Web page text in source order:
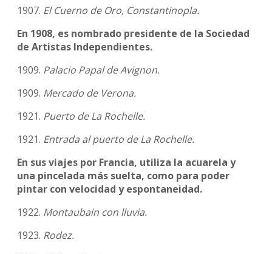
1907. El Cuerno de Oro, Constantinopla.
En 1908, es nombrado presidente de la Sociedad
de Artistas Independientes.
1909. Palacio Papal de Avignon.
1909. Mercado de Verona.
1921. Puerto de La Rochelle.
1921. Entrada al puerto de La Rochelle.
En sus viajes por Francia, utiliza la acuarela y
una pincelada más suelta, como para poder
pintar con velocidad y espontaneidad.
1922. Montaubain con lluvia.
1923. Rodez.